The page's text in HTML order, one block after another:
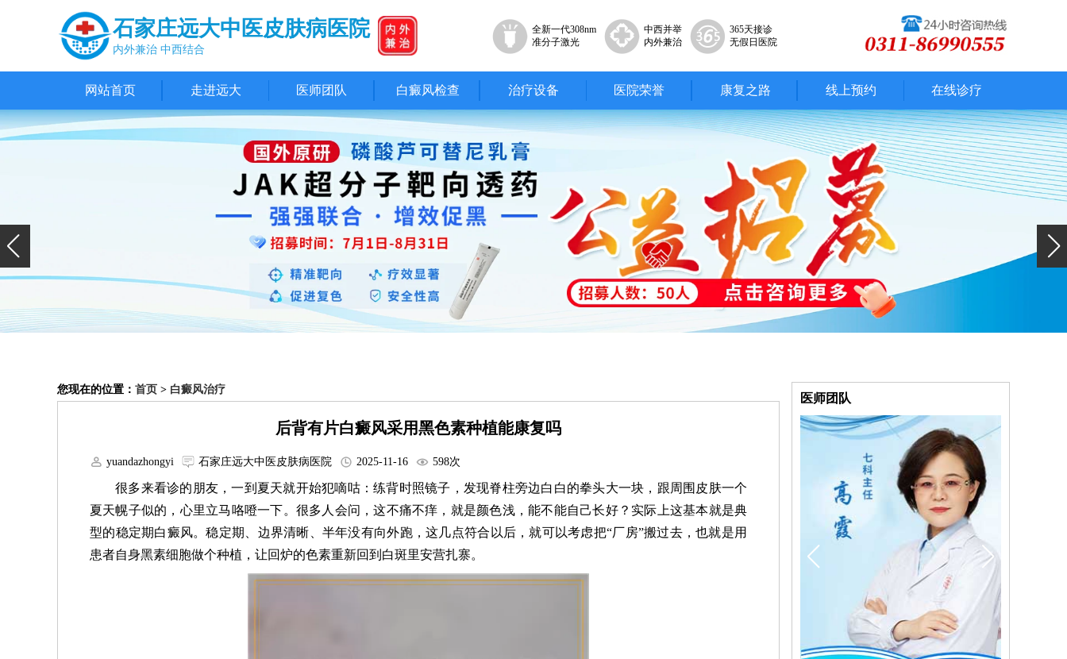
石家庄远大中医皮肤病医院
内外兼治 中西结合
全新一代308nm
准分子激光
中西并举
内外兼治
365天接诊
无假日医院
网站首页 走进远大 医师团队 白癜风检查 治疗设备 医院荣誉 康复之路 线上预约 在线诊疗
您现在的位置： 首页 > 白癜风治疗
后背有片白癜风采用黑色素种植能康复吗
yuandazhongyi 石家庄远大中医皮肤病医院 2025-11-16 598次
很多来看诊的朋友，一到夏天就开始犯嘀咕：练背时照镜子，发现脊柱旁边白白的拳头大一块，跟周围皮肤一个
夏天幌子似的，心里立马咯噔一下。很多人会问，这不痛不痒，就是颜色浅，能不能自己长好？实际上这基本就是典
型的稳定期白癜风。稳定期、边界清晰、半年没有向外跑，这几点符合以后，就可以考虑把“厂房”搬过去，也就是用
患者自身黑素细胞做个种植，让回炉的色素重新回到白斑里安营扎寨。
医师团队